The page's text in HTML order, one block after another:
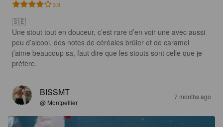
3.9
🇸🇪
Une stout tout en douceur, c’est rare d’en voir une avec aussi
peu d’alcool, des notes de céréales brûler et de caramel
j’aime beaucoup sa, faut dire que les stouts sont celle que je
préfère.
BISSMT
@ Montpellier
7 months ago